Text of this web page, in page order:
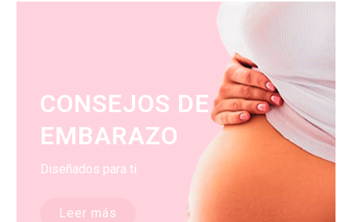
CONSEJOS DE
EMBARAZO
Diseñados para ti
Leer más